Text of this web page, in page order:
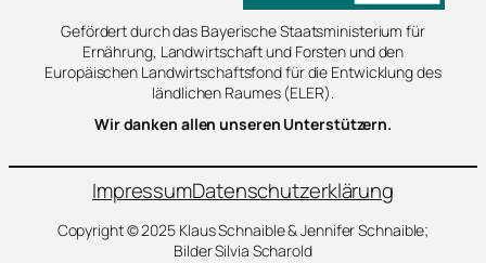
Gefördert durch das Bayerische Staatsministerium für
Ernährung, Landwirtschaft und Forsten und den
Europäischen Landwirtschaftsfond für die Entwicklung des
ländlichen Raumes (ELER).
Wir danken allen unseren Unterstützern.
ImpressumDatenschutzerklärung
Copyright © 2025 Klaus Schnaible & Jennifer Schnaible;
Bilder Silvia Scharold